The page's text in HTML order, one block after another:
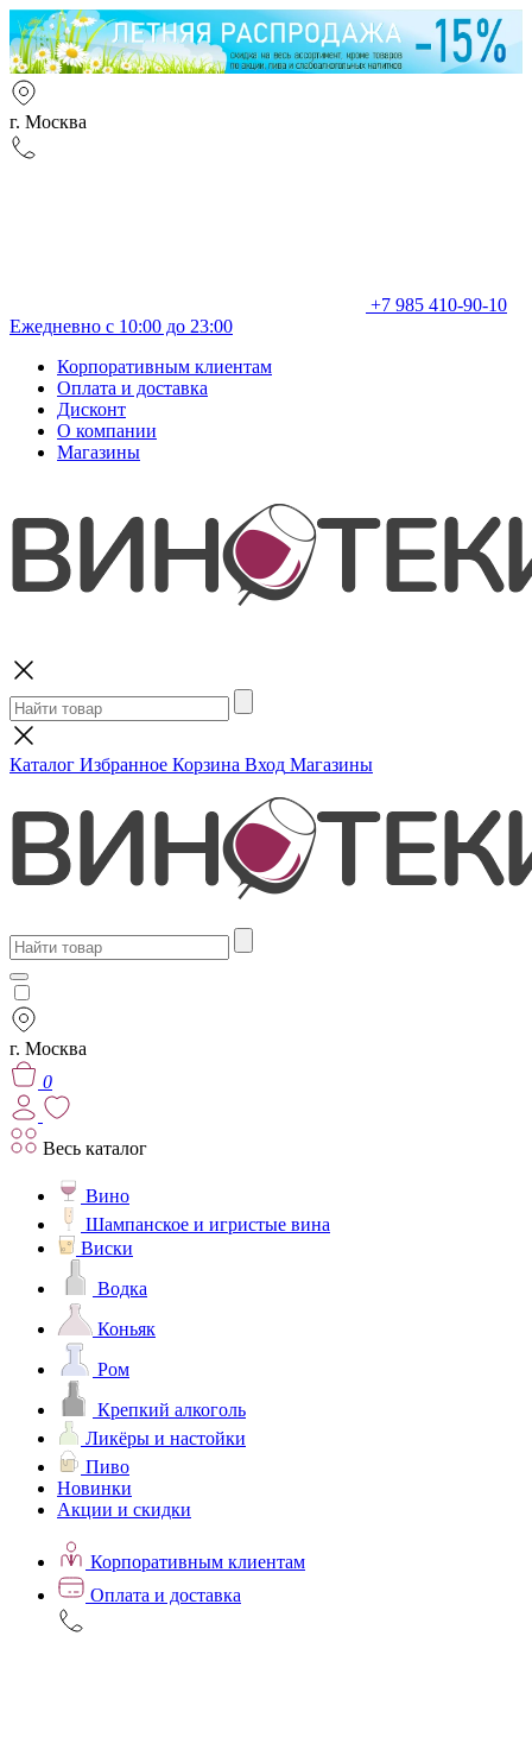
г. Москва
+7 985 410-90-10
Ежедневно с 10:00 до 23:00
Корпоративным клиентам
Оплата и доставка
Дисконт
О компании
Магазины
Каталог Избранное Корзина Вход Магазины
г. Москва
0
Весь каталог
Вино
Шампанское и игристые вина
Виски
Водка
Коньяк
Ром
Крепкий алкоголь
Ликёры и настойки
Пиво
Новинки
Акции и скидки
Корпоративным клиентам
Оплата и доставка